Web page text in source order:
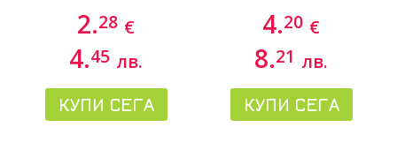
2.28 €
4.45 лв.
КУПИ СЕГА
4.20 €
8.21 лв.
КУПИ СЕГА